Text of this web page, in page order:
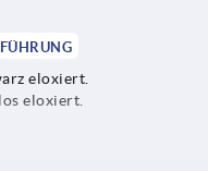
eloxiert.
eloxiert.